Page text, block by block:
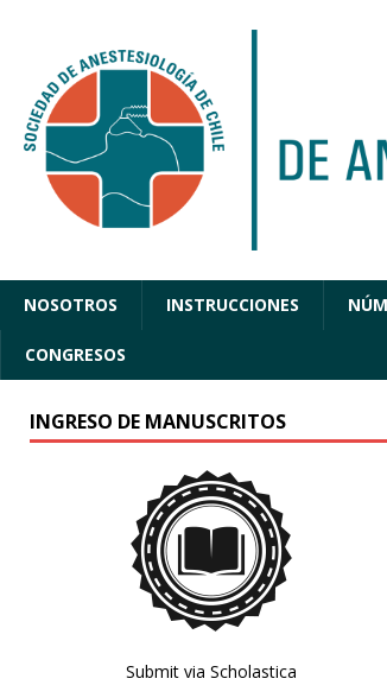
NOSOTROS INSTRUCCIONES
CONGRESOS
INGRESO DE MANUSCRITOS
Submit via Scholastica